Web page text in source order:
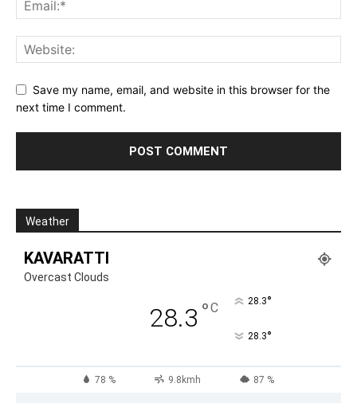
Save my name, email, and website in this browser for the
next time I comment.
Weather
KAVARATTI
Overcast Clouds
28.3 °C 28.3°
28.3°
78 % 9.8kmh 87 %